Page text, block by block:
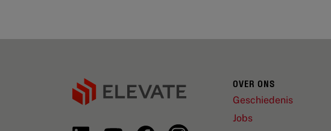
OVER ONS
Geschiedenis
Jobs